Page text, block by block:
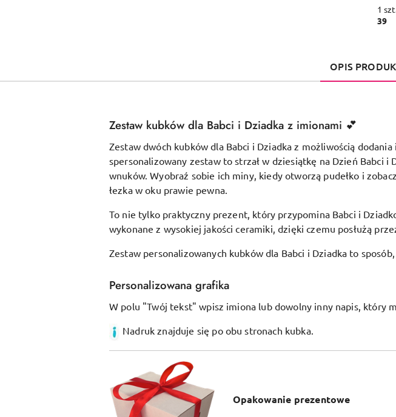
1
39
OPIS
Zestaw kubków dla Babci i Dziadka z imionami 💕
Zestaw dwóch kubków dla Babci i Dziadka z możliwością
spersonalizowany zestaw to strzał w dziesiątkę na Dzień Babci
wnuków. Wyobraź sobie ich miny, kiedy otworzą pudełko i
łezka w oku prawie pewna.
To nie tylko praktyczny prezent, który przypomina Babci i
wykonane z wysokiej jakości ceramiki, dzięki czemu posłużą
Zestaw personalizowanych kubków dla Babci i Dziadka to
Personalizowana grafika
W polu "Twój tekst" wpisz imiona lub dowolny inny napis, który
Nadruk znajduje się po obu stronach kubka.
Opakowanie prezentowe